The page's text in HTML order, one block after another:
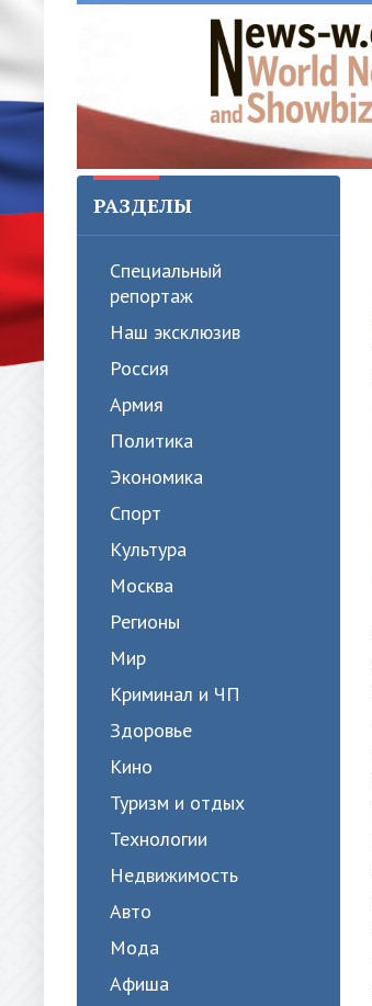
РАЗДЕЛЫ
Специальный
репортаж
Наш эксклюзив
Россия
Армия
Политика
Экономика
Спорт
Культура
Москва
Регионы
Мир
Криминал и ЧП
Здоровье
Кино
Туризм и отдых
Технологии
Недвижимость
Авто
Мода
Афиша